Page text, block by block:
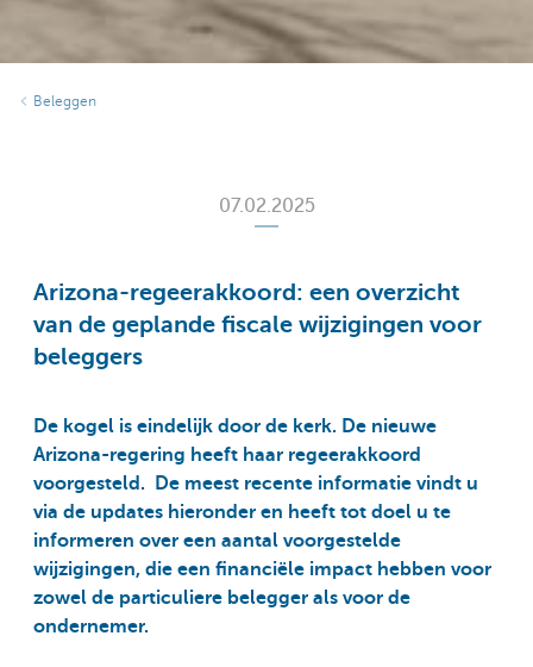
Beleggen
07.02.2025
Arizona-regeerakkoord: een overzicht
van de geplande fiscale wijzigingen voor
beleggers
De kogel is eindelijk door de kerk. De nieuwe
Arizona-regering heeft haar regeerakkoord
voorgesteld. De meest recente informatie vindt u
via de updates hieronder en heeft tot doel u te
informeren over een aantal voorgestelde
wijzigingen, die een financiële impact hebben voor
zowel de particuliere belegger als voor de
ondernemer.